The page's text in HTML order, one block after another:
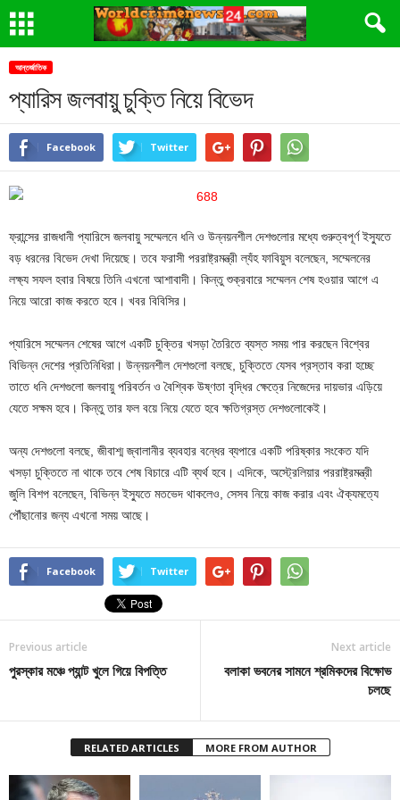
আন্তর্জাতিক
প্যারিস জলবায়ু চুক্তি নিয়ে বিভেদ
Facebook Twitter
ফ্রান্সের রাজধানী প্যারিসে জলবায়ু সম্মেলনে ধনি ও উন্নয়নশীল দেশগুলোর মধ্যে গুরুত্বপূর্ণ ইস্যুতে
বড় ধরনের বিভেদ দেখা দিয়েছে। তবে ফরাসী পররাষ্ট্রমন্ত্রী ল্যঁহ ফাবিয়ুস বলেছেন, সম্মেলনের
লক্ষ্য সফল হবার বিষয়ে তিনি এখনো আশাবাদী। কিন্তু শুক্রবারে সম্মেলন শেষ হওয়ার আগে এ
নিয়ে আরো কাজ করতে হবে। খবর বিবিসির।
প্যারিসে সম্মেলন শেষের আগে একটি চুক্তির খসড়া তৈরিতে ব্যস্ত সময় পার করছেন বিশ্বের
বিভিন্ন দেশের প্রতিনিধিরা। উন্নয়নশীল দেশগুলো বলছে, চুক্তিতে যেসব প্রস্তাব করা হচ্ছে
তাতে ধনি দেশগুলো জলবায়ু পরিবর্তন ও বৈশ্বিক উষ্ণতা বৃদ্ধির ক্ষেত্রে নিজেদের দায়ভার এড়িয়ে
যেতে সক্ষম হবে। কিন্তু তার ফল বয়ে নিয়ে যেতে হবে ক্ষতিগ্রস্ত দেশগুলোকেই।
অন্য দেশগুলো বলছে, জীবাশ্ম জ্বালানীর ব্যবহার বন্ধের ব্যপারে একটি পরিষ্কার সংকেত যদি
খসড়া চুক্তিতে না থাকে তবে শেষ বিচারে এটি ব্যর্থ হবে। এদিকে, অস্ট্রেলিয়ার পররাষ্ট্রমন্ত্রী
জুলি বিশপ বলেছেন, বিভিন্ন ইস্যুতে মতভেদ থাকলেও, সেসব নিয়ে কাজ করার এবং ঐক্যমত্যে
পৌঁছানোর জন্য এখনো সময় আছে।
Facebook Twitter
Previous article
পুরস্কার মঞ্চে প্যান্ট খুলে গিয়ে বিপত্তি
Next article
বলাকা ভবনের সামনে শ্রমিকদের বিক্ষোভ
চলছে
RELATED ARTICLES MORE FROM AUTHOR